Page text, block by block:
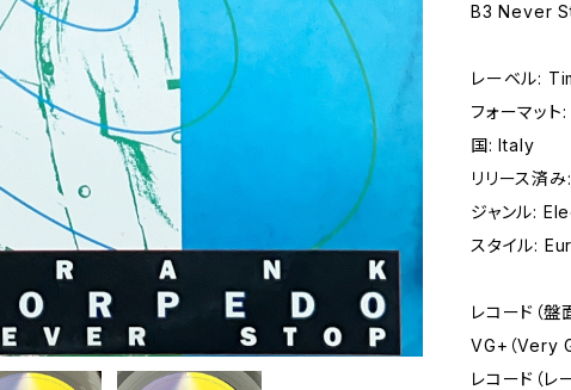
B3 Never
レーベル:
フォーマッ
国: Italy
リリース済
ジャンル:
スタイル:
レコード（盤
VG+（Very
レコード（レ